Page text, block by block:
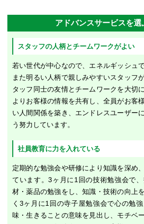
アドバンスサービスを選
スタッフの人柄とチームワークがよい
若い世代が中心なので、エネルギッシュ
また明るい人柄で親しみやすいスタッフ
タッフ同士の友情とチームワークを大切
よりお客様の情報を共有し、全員がお客
い人間関係を築き、エンドレスユーザー
う努力しています。
社員教育に力を入れている
定期的な勉強会や研修により知識を深め
ています。3ヶ月に1回の技術勉強会で
材・薬品の勉強をし、知識・技術の向上
く3ヶ月に1回の寺子屋勉強会で心の勉
味・生きることの意味を見出し、モチベ